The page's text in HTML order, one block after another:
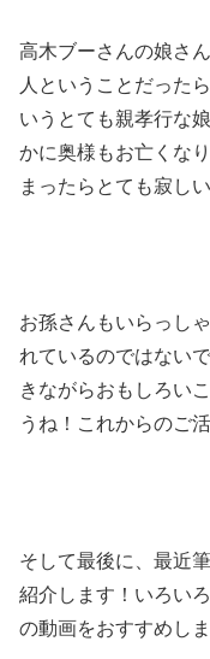
高木ブーさんの娘さ
人ということだった
いうとても親孝行な
かに奥様もお亡くな
まったらとても寂し
お孫さんもいらっし
れているのではない
きながらおもしろい
うね！これからのご
そして最後に、最近
紹介します！いろい
の動画をおすすめし